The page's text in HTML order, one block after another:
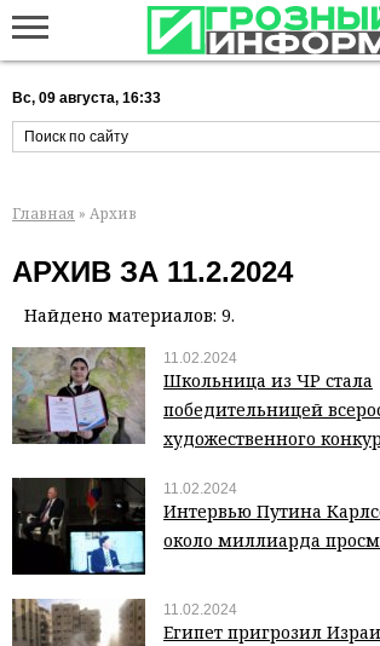
Вс, 09 августа, 16:33
Главная » Архив
АРХИВ ЗА 11.2.2024
Найдено материалов: 9.
11.02.2024
Школьница из ЧР стала
победительницей
художественного
11.02.2024
Интервью Путина
около миллиарда
11.02.2024
Египет пригрозил